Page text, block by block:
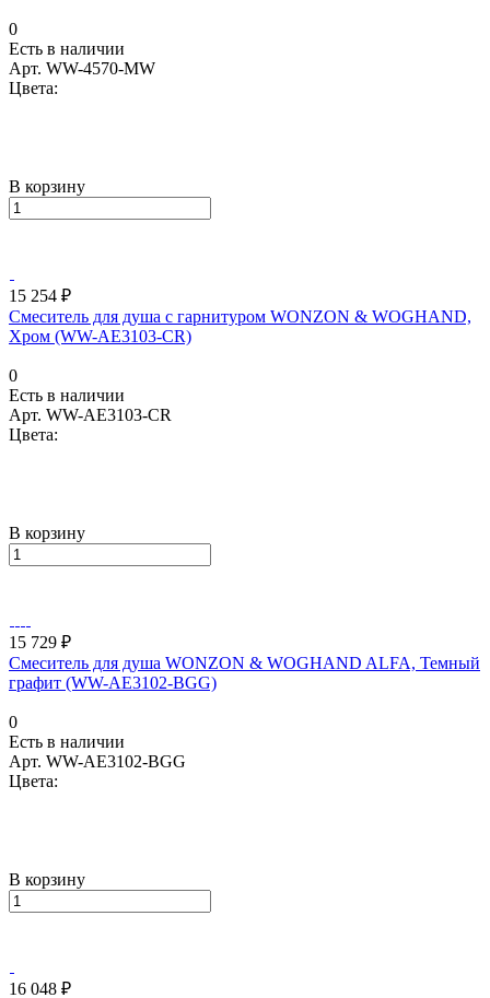
0
Есть в наличии
Арт. WW-4570-MW
Цвета:
В корзину
15 254 ₽
Смеситель для душа с гарнитуром WONZON & WOGHAND,
Хром (WW-AE3103-CR)
0
Есть в наличии
Арт. WW-AE3103-CR
Цвета:
В корзину
15 729 ₽
Смеситель для душа WONZON & WOGHAND ALFA, Темный
графит (WW-AE3102-BGG)
0
Есть в наличии
Арт. WW-AE3102-BGG
Цвета:
В корзину
16 048 ₽